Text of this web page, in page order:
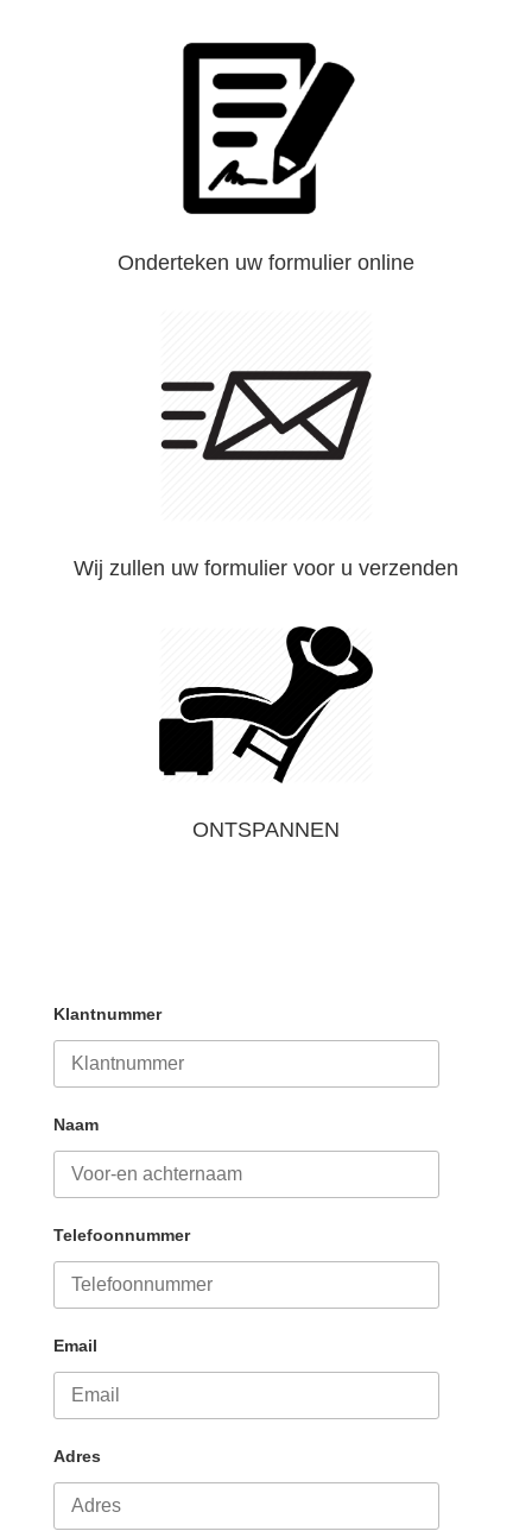
Onderteken uw formulier online
Wij zullen uw formulier voor u verzenden
ONTSPANNEN
Klantnummer
Naam
Telefoonnummer
Email
Adres